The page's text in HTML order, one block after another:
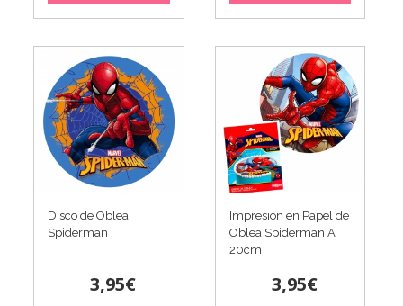
Disco de Oblea
Spiderman
3,95€
Impresión en Papel de
Oblea Spiderman A
20cm
3,95€